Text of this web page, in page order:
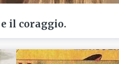
il coraggio.